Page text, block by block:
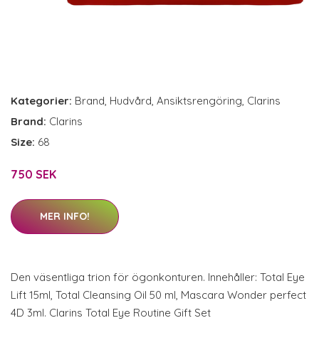
Kategorier: Brand, Hudvård, Ansiktsrengöring, Clarins
Brand: Clarins
Size: 68
750 SEK
MER INFO!
Den väsentliga trion för ögonkonturen. Innehåller: Total Eye
Lift 15ml, Total Cleansing Oil 50 ml, Mascara Wonder perfect
4D 3ml. Clarins Total Eye Routine Gift Set